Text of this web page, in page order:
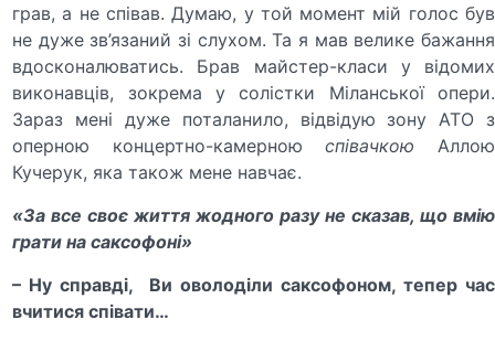
грав, а не співав. Думаю, у той момент мій голос був
не дуже зв’язаний зі слухом. Та я мав велике бажання
вдосконалюватись. Брав майстер-класи у відомих
виконавців, зокрема у солістки Міланської опери.
Зараз мені дуже поталанило, відвідую зону АТО з
оперною концертно-камерноюспівачкою Аллою
Кучерук, яка також мене навчає.
«За все своє життя жодного разу не сказав, що вмію
грати на саксофоні»
– Ну справді, Ви оволоділи саксофоном, тепер час
вчитися співати…